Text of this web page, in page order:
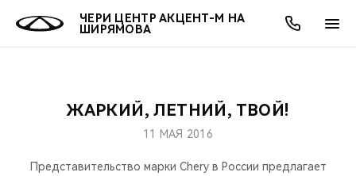
ЧЕРИ ЦЕНТР АКЦЕНТ-М НА
ШИРЯМОВА
МОДЕЛИ
ПОКУПАТЕЛЯМ
ВЛАДЕЛЬЦАМ
МИР CHERY
АКЦИИ
ОНЛАЙН СЕРВИСЫ
О КОМПАНИИ
ЖАРКИЙ, ЛЕТНИЙ, ТВОЙ!
11 МАЯ 2016
Представительство марки Chery в России предлагает